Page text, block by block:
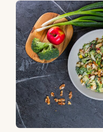
Brokkolisalat med eple